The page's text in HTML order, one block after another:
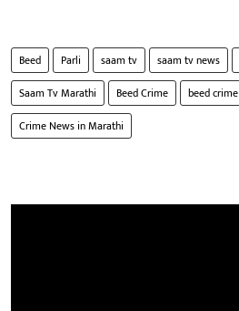
Beed Parli saam tv saam tv news
Saam Tv Marathi
Beed Crime beed crime
Crime News in Marathi